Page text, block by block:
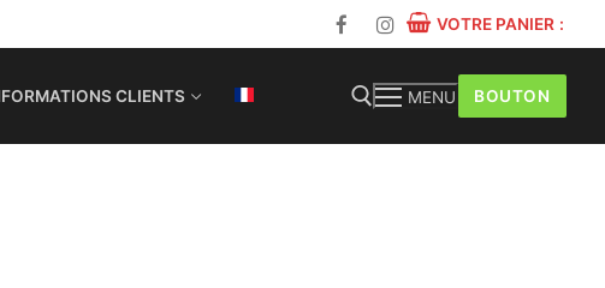
VOTRE PANIER :
CLIENTS MENU BOUTON